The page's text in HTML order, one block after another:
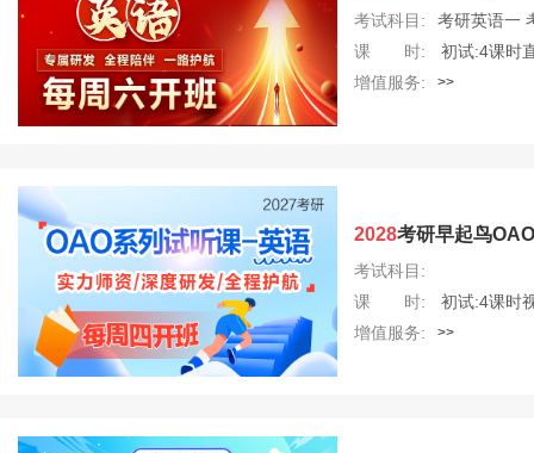
考试科目: 考研英语一
课 时:
初试:4课时
增值服务:
>>
2028考研早起鸟
考试科目:
课 时:
初试:4课时
增值服务:
>>